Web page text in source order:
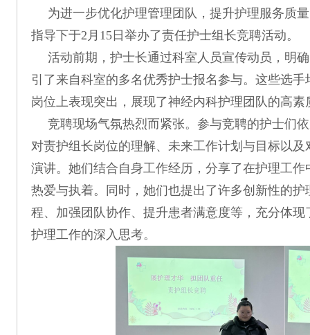
为进一步优化护理管理团队，提升护理服务质
指导下于2月15日举办了责任护士组长竞聘活动。
活动前期，护士长通过科室人员宣传动员，明
引了来自科室的多名优秀护士报名参与。这些选
岗位上表现突出，展现了神经内科护理团队的高素
竞聘现场气氛热烈而紧张。参与竞聘的护士们
对责护组长岗位的理解、未来工作计划与目标以
演讲。她们结合自身工作经历，分享了在护理工
热爱与执着。同时，她们也提出了许多创新性的
程、加强团队协作、提升患者满意度等，充分体
护理工作的深入思考。